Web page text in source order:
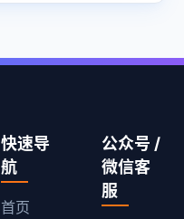
快速导
航
首页
公众号 /
微信客
服